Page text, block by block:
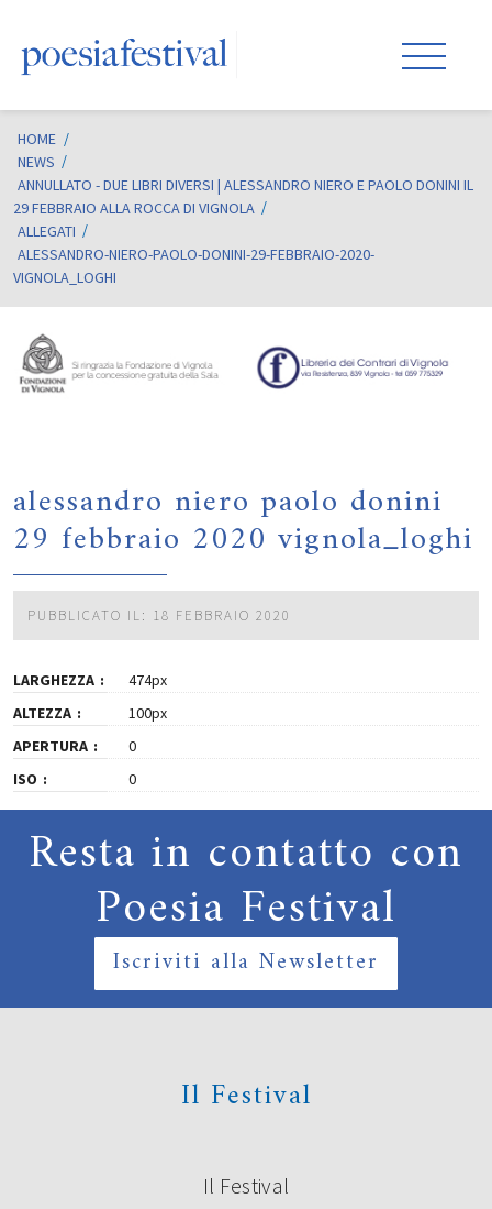
HOME /
NEWS
ANNULLATO - DUE LIBRI DIVERSI | ALESSANDRO NIERO E PAOLO DONINI IL
29 FEBBRAIO ALLA ROCCA DI VIGNOLA
ALLEGATI
ALESSANDRO-NIERO-PAOLO-DONINI-29-FEBBRAIO-2020-
VIGNOLA_LOGHI
alessandro niero paolo donini
29 febbraio 2020 vignola_loghi
PUBBLICATO IL: 18 FEBBRAIO 2020
LARGHEZZA
474px
ALTEZZA
100px
APERTURA
0
ISO
0
Resta in contatto con
Poesia Festival
Iscriviti alla Newsletter
Il Festival
Il Festival